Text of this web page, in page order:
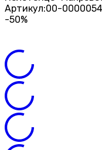
Артикул:00-
-50%